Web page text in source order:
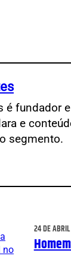
é fundador
e
segmento.
24 DE